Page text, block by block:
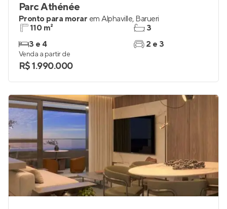
Parc Athénée
Pronto para morar em Alphaville, Barueri
110 m²
3 e 4
3
2 e 3
Venda a partir de
R$ 1.990.000